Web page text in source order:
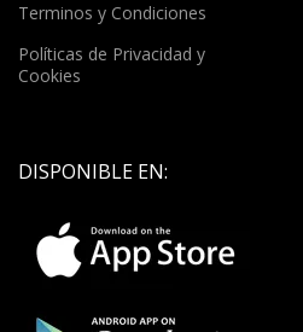
Terminos y Condiciones
Políticas de Privacidad y
Cookies
DISPONIBLE EN: